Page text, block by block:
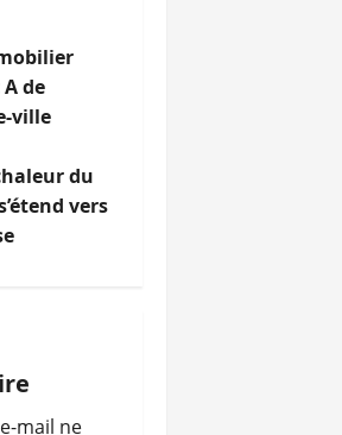
de
ville
du
vers
mail ne